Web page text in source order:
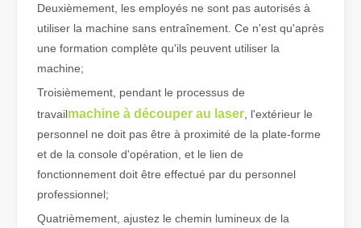
Deuxièmement, les employés ne sont pas autorisés à
utiliser la machine sans entraînement. Ce n'est qu'après
une formation complète qu'ils peuvent utiliser la
machine;
Troisièmement, pendant le processus de
travailmachine à découper au laser , l'extérieur le
personnel ne doit pas être à proximité de la plate-forme
et de la console d'opération, et le lien de
fonctionnement doit être effectué par du personnel
professionnel;
Quatrièmement, ajustez le chemin lumineux de la